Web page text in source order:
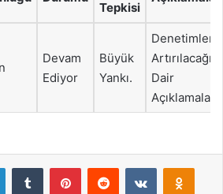
Tepkisi
Devam
Ediyor
Büyük
Yankı.
Denetimlerin
Dair
Açıklamalar
LinkedInTumblr PinterestReddit VKontakte